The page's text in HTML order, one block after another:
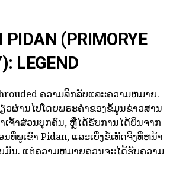
PIDAN (PRIMORYE
LEGEND
ຄວາມລຶກລັບແລະຄວາມຫມາຍ.
ວຜ່ານໄປໂດຍພຣະຄໍາຂອງຂໍ້ມູນຂ່າວສານ
ເຈົ້າສ່ວນບຸກຄົນ, ຫຼືໄດ້ຮັບການໄດ້ຍິນຈາກ
ທີ່ພູເຂົາ Pidan, ແລະເບິ່ງຂໍ້ເທັດຈິງທີ່ຫນ້າ
ມັນ. ແຕ່ຄວາມຫມາຍຄວນຈະໄດ້ຮັບຄວາມ